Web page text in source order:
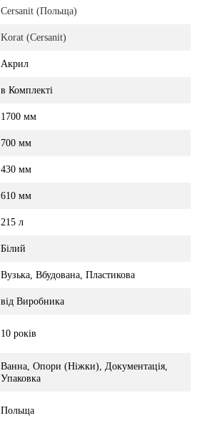
Cersanit (Польща)
Korat (Cersanit)
Акрил
в Комплекті
1700 мм
700 мм
430 мм
610 мм
215 л
Білий
Вузька, Вбудована, Пластикова
від Виробника
10 років
Ванна, Опори (Ніжки), Документація,
Упаковка
Польща